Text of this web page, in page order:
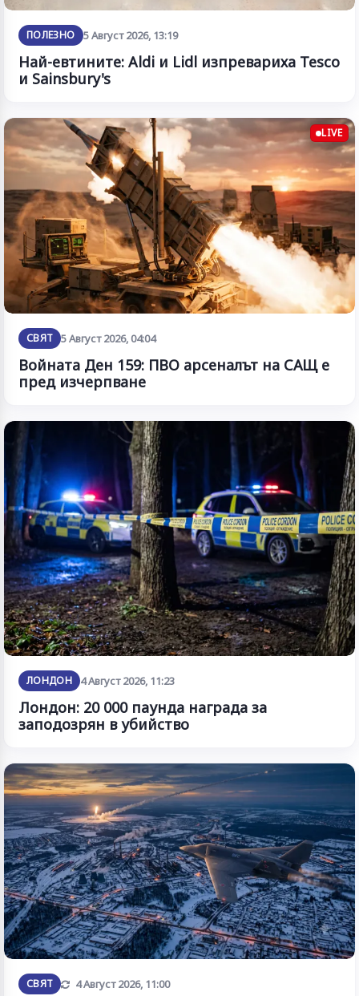
ПОЛЕЗНО 5 Август 2026, 13:19
Най-евтините: Aldi и Lidl изпревариха Tesco
и Sainsbury's
LIVE
СВЯТ 5 Август 2026, 04:04
Войната Ден 159: ПВО арсеналът на САЩ е
пред изчерпване
ЛОНДОН 4 Август 2026, 11:23
Лондон: 20 000 паунда награда за
заподозрян в убийство
СВЯТ Обновена
4 Август 2026, 11:00